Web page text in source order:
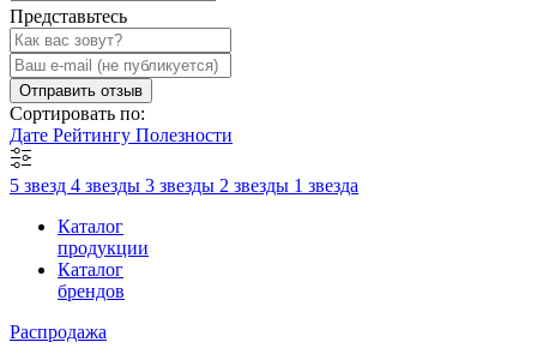
Представьтесь
Отправить отзыв
Сортировать по:
Дате Рейтингу Полезности
5 звезд 4 звезды 3 звезды 2 звезды 1 звезда
Каталог
продукции
Каталог
брендов
Распродажа